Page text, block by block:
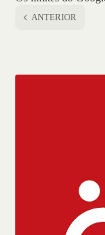
ANTERIOR